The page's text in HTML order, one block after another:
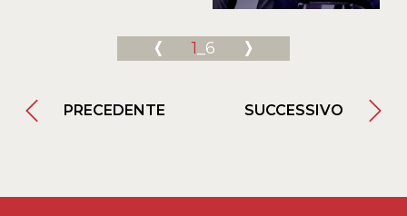
1 _6
PRECEDENTE SUCCESSIVO